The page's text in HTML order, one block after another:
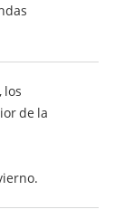
los
de la